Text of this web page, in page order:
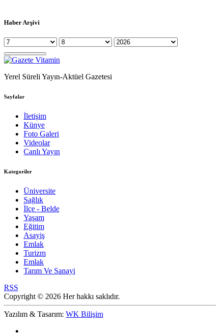
Haber Arşivi
Yerel Süreli Yayın-Aktüel Gazetesi
Sayfalar
İletişim
Künye
Foto Galeri
Videolar
Canlı Yayın
Kategoriler
Üniversite
Sağlık
İlçe - Belde
Yaşam
Eğitim
Asayiş
Emlak
Turizm
Emlak
Tarım Ve Sanayi
RSS
Copyright © 2026 Her hakkı saklıdır.
Yazılım & Tasarım: WK Bilişim